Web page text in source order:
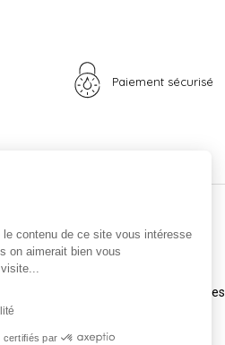
Paiement sécurisé
Informations
La boutique
Coordonnées et horaires
contenu de ce site vous intéresse
on aimerait bien vous
certifiés par